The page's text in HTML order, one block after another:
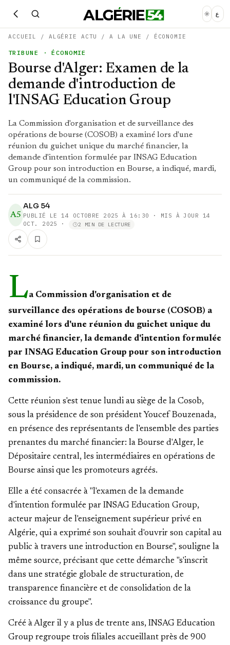
ع
ACCUEIL / ALGÉRIE ACTU /A LA UNE / ÉCONOMIE
TRIBUNE · ÉCONOMIE
Bourse d'Alger: Examen de la
demande d'introduction de
l'INSAG Education Group
La Commission d'organisation et de surveillance des
opérations de bourse (COSOB) a examiné lors d'une
réunion du guichet unique du marché financier, la
demande d'intention formulée par INSAG Education
Group pour son introduction en Bourse, a indiqué, mardi,
un communiqué de la commission.
A5
ALG 54
PUBLIÉ LE 14 OCTOBRE 2025 À 16:30
· MIS À JOUR 14
OCT. 2025
· 2 MIN DE LECTURE
La Commission d'organisation et de
surveillance des opérations de bourse (COSOB) a
examiné lors d'une réunion du guichet unique du
marché financier, la demande d'intention formulée
par INSAG Education Group pour son introduction
en Bourse, a indiqué, mardi, un communiqué de la
commission.
Cette réunion s'est tenue lundi au siège de la Cosob,
sous la présidence de son président Youcef Bouzenada,
en présence des représentants de l'ensemble des parties
prenantes du marché financier: la Bourse d'Alger, le
Dépositaire central, les intermédiaires en opérations de
Bourse ainsi que les promoteurs agréés.
Elle a été consacrée à "l'examen de la demande
d'intention formulée par INSAG Education Group,
acteur majeur de l'enseignement supérieur privé en
Algérie, qui a exprimé son souhait d'ouvrir son capital au
public à travers une introduction en Bourse", souligne la
même source, précisant que cette démarche "s'inscrit
dans une stratégie globale de structuration, de
transparence financière et de consolidation de la
croissance du groupe".
Créé à Alger il y a plus de trente ans, INSAG Education
Group regroupe trois filiales accueillant près de 900